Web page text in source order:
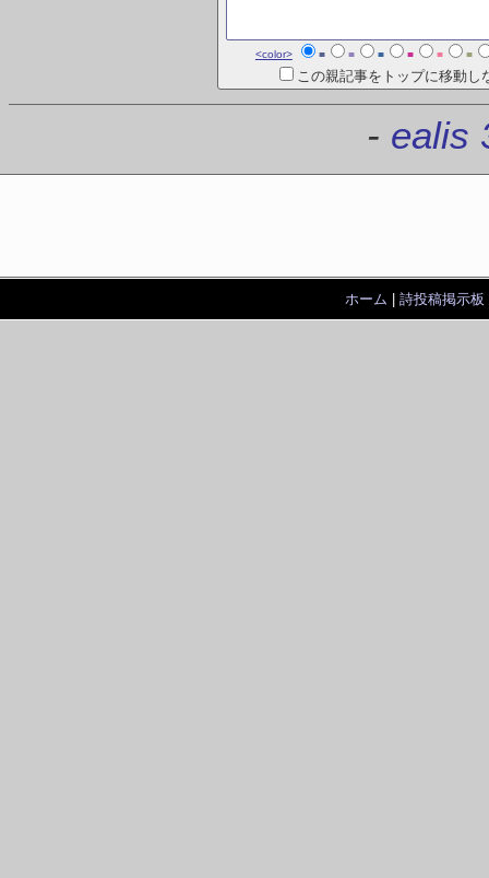
<color> ■ ■ ■ ■ ■ ■
この親記事をトップに移動し
- ealis
ホーム 詩投稿掲示板